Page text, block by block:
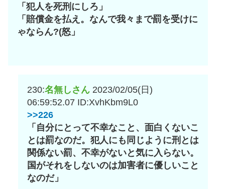
「犯人を死刑にしろ」
「賠償金を払え。なんで我々まで罰を受けに
ゃならん?(怒」
230:名無しさん 2023/02/05(日)
06:59:52.07 ID:XvhKbm9L0
>>226
「自分にとって不幸なこと、面白くないこ
とは罰なのだ。犯人にも同じように刑とは
関係ない罰、不幸がないと気に入らない。
国がそれをしないのは加害者に優しいこと
なのだ」